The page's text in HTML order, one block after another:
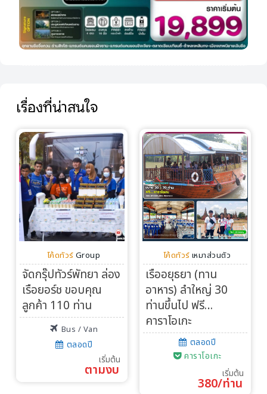
เรื่องที่น่าสนใจ
โค้ดทัวร์ Group
จัดกรุ๊ปทัวร์พัทยา ล่อง
เรือยอร์ช ขอบคุณ
ลูกค้า 110 ท่าน
Bus / Van
ตลอดปี
เริ่มต้น
ตามงบ
โค้ดทัวร์ เหมาส่วนตัว
เรืออยุธยา (ทาน
อาหาร) ลำใหญ่ 30
ท่านขึ้นไป ฟรี…
คาราโอเกะ
ตลอดปี
คาราโอเกะ
เริ่มต้น
380/ท่าน